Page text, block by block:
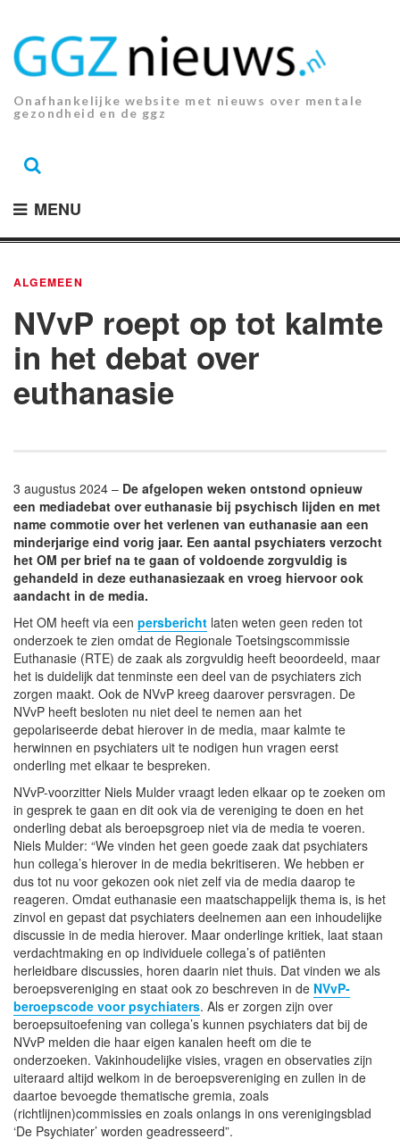
inhoud.
Onafhankelijke website met nieuws over mentale
gezondheid en de ggz
MENU
ALGEMEEN
NVvP roept op tot kalmte
in het debat over
euthanasie
3 augustus 2024 – De afgelopen weken ontstond opnieuw
een mediadebat over euthanasie bij psychisch lijden en met
name commotie over het verlenen van euthanasie aan een
minderjarige eind vorig jaar. Een aantal psychiaters verzocht
het OM per brief na te gaan of voldoende zorgvuldig is
gehandeld in deze euthanasiezaak en vroeg hiervoor ook
aandacht in de media.
Het OM heeft via een persbericht laten weten geen reden tot
onderzoek te zien omdat de Regionale Toetsingscommissie
Euthanasie (RTE) de zaak als zorgvuldig heeft beoordeeld, maar
het is duidelijk dat tenminste een deel van de psychiaters zich
zorgen maakt. Ook de NVvP kreeg daarover persvragen. De
NVvP heeft besloten nu niet deel te nemen aan het
gepolariseerde debat hierover in de media, maar kalmte te
herwinnen en psychiaters uit te nodigen hun vragen eerst
onderling met elkaar te bespreken.
NVvP-voorzitter Niels Mulder vraagt leden elkaar op te zoeken om
in gesprek te gaan en dit ook via de vereniging te doen en het
onderling debat als beroepsgroep niet via de media te voeren.
Niels Mulder: “We vinden het geen goede zaak dat psychiaters
hun collega’s hierover in de media bekritiseren. We hebben er
dus tot nu voor gekozen ook niet zelf via de media daarop te
reageren. Omdat euthanasie een maatschappelijk thema is, is het
zinvol en gepast dat psychiaters deelnemen aan een inhoudelijke
discussie in de media hierover. Maar onderlinge kritiek, laat staan
verdachtmaking en op individuele collega’s of patiënten
herleidbare discussies, horen daarin niet thuis. Dat vinden we als
beroepsvereniging en staat ook zo beschreven in de NVvP-
beroepscode voor psychiaters. Als er zorgen zijn over
beroepsuitoefening van collega’s kunnen psychiaters dat bij de
NVvP melden die haar eigen kanalen heeft om die te
onderzoeken. Vakinhoudelijke visies, vragen en observaties zijn
uiteraard altijd welkom in de beroepsvereniging en zullen in de
daartoe bevoegde thematische gremia, zoals
(richtlijnen)commissies en zoals onlangs in ons verenigingsblad
‘De Psychiater’ worden geadresseerd”.